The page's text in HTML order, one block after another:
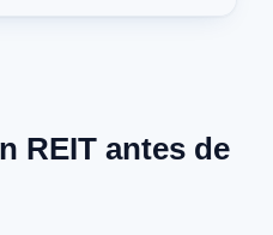
REIT antes de